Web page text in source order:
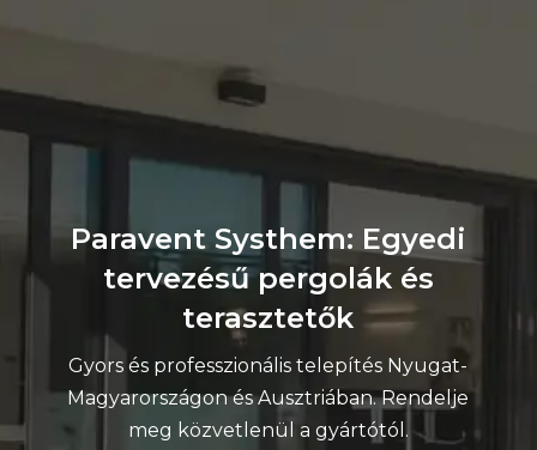
Paravent Systhem: Egyedi
tervezésű pergolák és
terasztetők
Gyors és professzionális telepítés Nyugat-
Magyarországon és Ausztriában. Rendelje
meg közvetlenül a gyártótól.